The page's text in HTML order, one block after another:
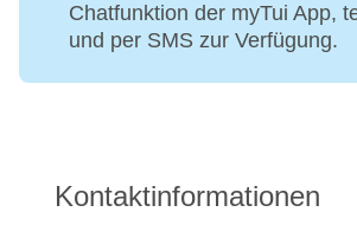
Chatfunktion der myTui App,
und per SMS zur Verfügung.
Kontaktinformationen